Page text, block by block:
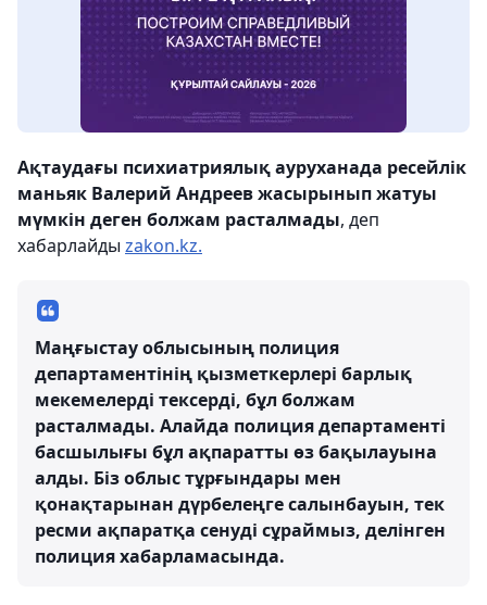
Ақтаудағы психиатриялық ауруханада ресейлік
маньяк Валерий Андреев жасырынып жатуы
мүмкін деген болжам расталмады, деп
хабарлайды zakon.kz.
Маңғыстау облысының полиция
департаментінің қызметкерлері барлық
мекемелерді тексерді, бұл болжам
расталмады. Алайда полиция департаменті
басшылығы бұл ақпаратты өз бақылауына
алды. Біз облыс тұрғындары мен
қонақтарынан дүрбелеңге салынбауын, тек
ресми ақпаратқа сенуді сұраймыз, делінген
полиция хабарламасында.